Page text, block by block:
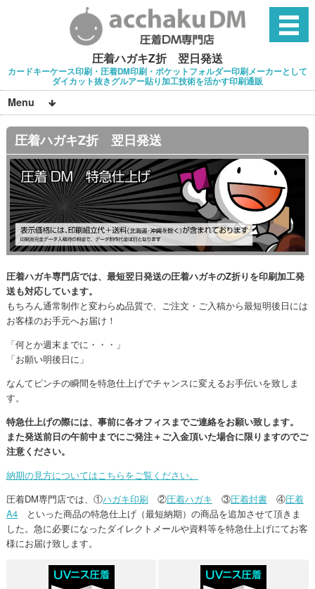
圧着ハガキZ折 翌日発送
カードキーケース印刷・圧着DM印刷・ポケットフォルダー印刷メーカーとして
ダイカット抜きグルアー貼り加工技術を活かす印刷通販
Menu
圧着ハガキZ折 翌日発送
圧着ハガキ専門店では、最短翌日発送の圧着ハガキのZ折りを印刷加工発
送も対応しています。
もちろん通常制作と変わらぬ品質で、ご注文・ご入稿から最短明後日には
お客様のお手元へお届け！
「何とか週末までに・・・」
「お願い明後日に」
なんてピンチの瞬間を特急仕上げでチャンスに変えるお手伝いを致しま
す。
特急仕上げの際には、事前に各オフィスまでご連絡をお願い致します。
また発送前日の午前中までにご発注＋ご入金頂いた場合に限りますのでご
注意ください。
納期の見方についてはこちらをご覧ください。
圧着DM専門店では、①ハガキ印刷②圧着ハガキ ③圧着封書④圧着
A4といった商品の特急仕上げ（最短納期）の商品を追加させて頂きま
した。急に必要になったダイレクトメールや資料等を特急仕上げにてお客
様にお届け致します。